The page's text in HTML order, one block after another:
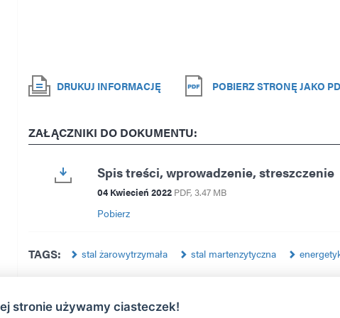
DRUKUJ INFORMACJĘ POBIERZ STRONĘ JAKO
ZAŁĄCZNIKI DO DOKUMENTU:
Spis treści, wprowadzenie, streszczenie
04 Kwiecień 2022 PDF, 3.47 MB
Pobierz
TAGS: stal żarowytrzymała stal martenzytyczna
stronie używamy ciasteczek!